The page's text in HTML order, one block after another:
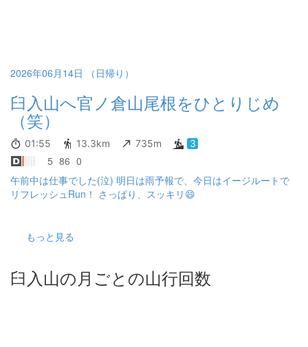
2026年06月14日 （日帰り）
臼入山へ官ノ倉山尾根をひとりじめ
（笑）
01:55 13.3km 735m 3
5 86 0
午前中は仕事でした(泣) 明日は雨予報で、今日はイージルートで
リフレッシュRun！ さっぱり、スッキリ😄
もっと見る
臼入山の月ごとの山行回数